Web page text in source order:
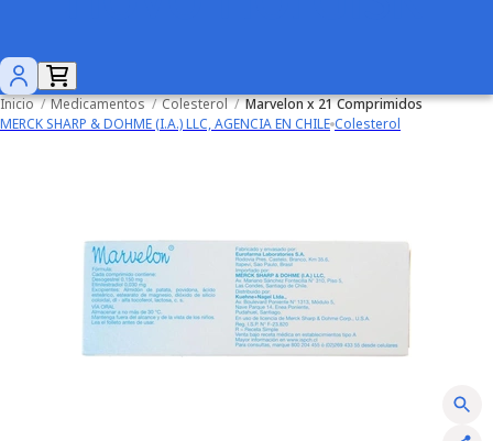
Inicio / Medicamentos / Colesterol / Marvelon x 21 Comprimidos
MERCK SHARP & DOHME (I.A.) LLC, AGENCIA EN CHILE Colesterol